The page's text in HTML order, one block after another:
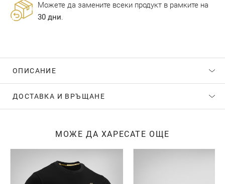
Можете да замените всеки продукт в рамките на
30 дни.
ОПИСАНИЕ
ДОСТАВКА И ВРЪЩАНЕ
МОЖЕ ДА ХАРЕСАТЕ ОЩЕ